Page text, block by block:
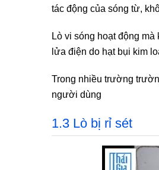
tác động của sóng từ,
Lò vi sóng hoạt động
lửa điện do hạt bụi kim
Trong nhiều trường
người dùng
1.3 Lò bị rỉ sét